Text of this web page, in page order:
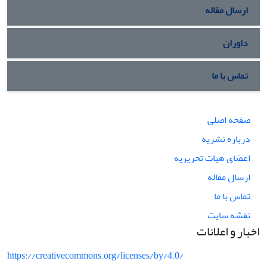
ارسال مقاله
داوران
تماس با ما
صفحه اصلی
درباره نشریه
اعضای هیات تحریریه
ارسال مقاله
تماس با ما
نقشه سایت
اخبار و اعلانات
https://creativecommons.org/licenses/by/4.0/